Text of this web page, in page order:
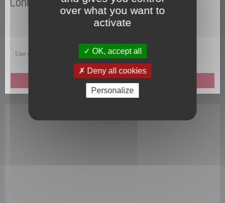
Une question, une remarque, une suggestion, un commentaire ?
ENVOYEZ-NOUS UN MESSAGE
over what you want to
activate
OK, accept all
Deny all cookies
Personalize